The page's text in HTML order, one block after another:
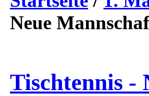
Neue
Tischtennis -